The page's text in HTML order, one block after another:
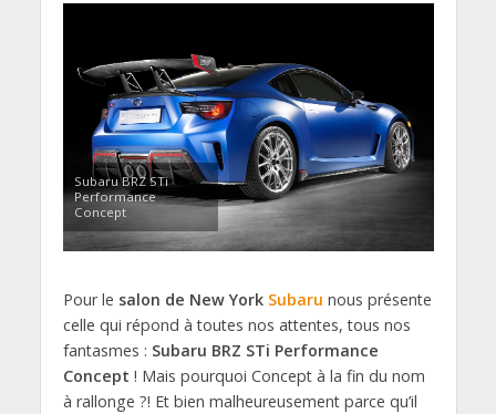
Subaru BRZ STi
Performance
Concept
Pour le salon de New York Subaru nous présente
celle qui répond à toutes nos attentes, tous nos
fantasmes : Subaru BRZ STi Performance
Concept ! Mais pourquoi Concept à la fin du nom
à rallonge ?! Et bien malheureusement parce qu’il